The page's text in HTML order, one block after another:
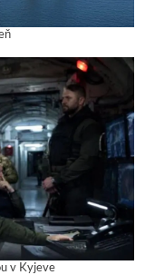
v Kyjeve